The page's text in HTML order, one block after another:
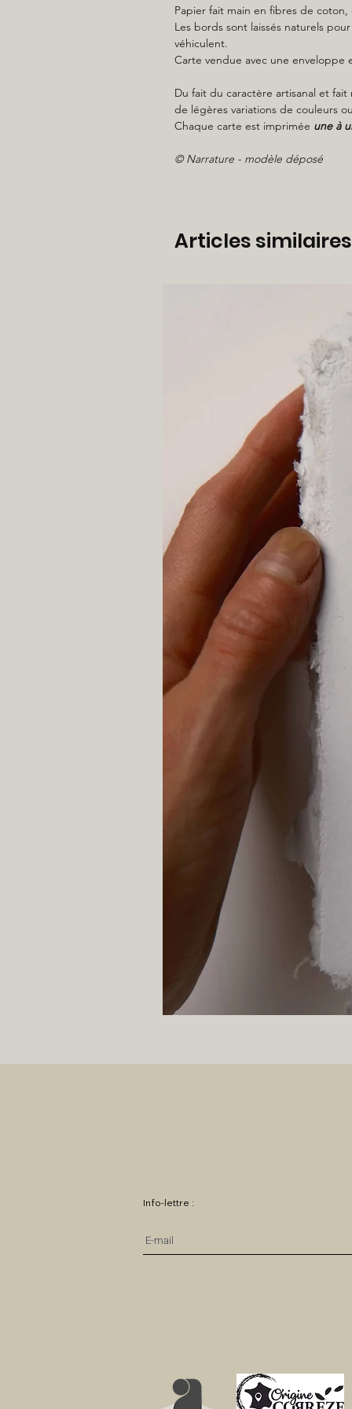
Papier fait main en fibres de coton,
Les bords sont laissés naturels
véhiculent.
Carte vendue avec une enveloppe
Du fait du caractère artisanal et
de légères variations de couleurs
Chaque carte est imprimée une à
© Narrature - modèle déposé
Articles similaires
Info-lettre :